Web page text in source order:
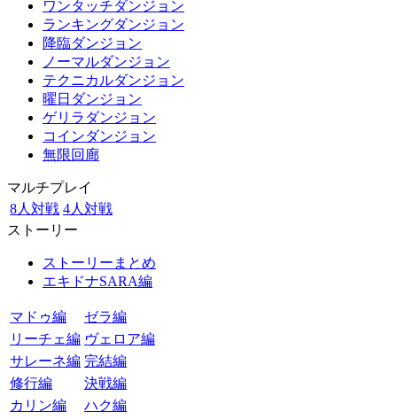
ワンタッチダンジョン
ランキングダンジョン
降臨ダンジョン
ノーマルダンジョン
テクニカルダンジョン
曜日ダンジョン
ゲリラダンジョン
コインダンジョン
無限回廊
マルチプレイ
8人対戦 4人対戦
ストーリー
ストーリーまとめ
エキドナSARA編
マドゥ編
ゼラ編
リーチェ編 ヴェロア編
サレーネ編 完結編
修行編
決戦編
カリン編
ハク編